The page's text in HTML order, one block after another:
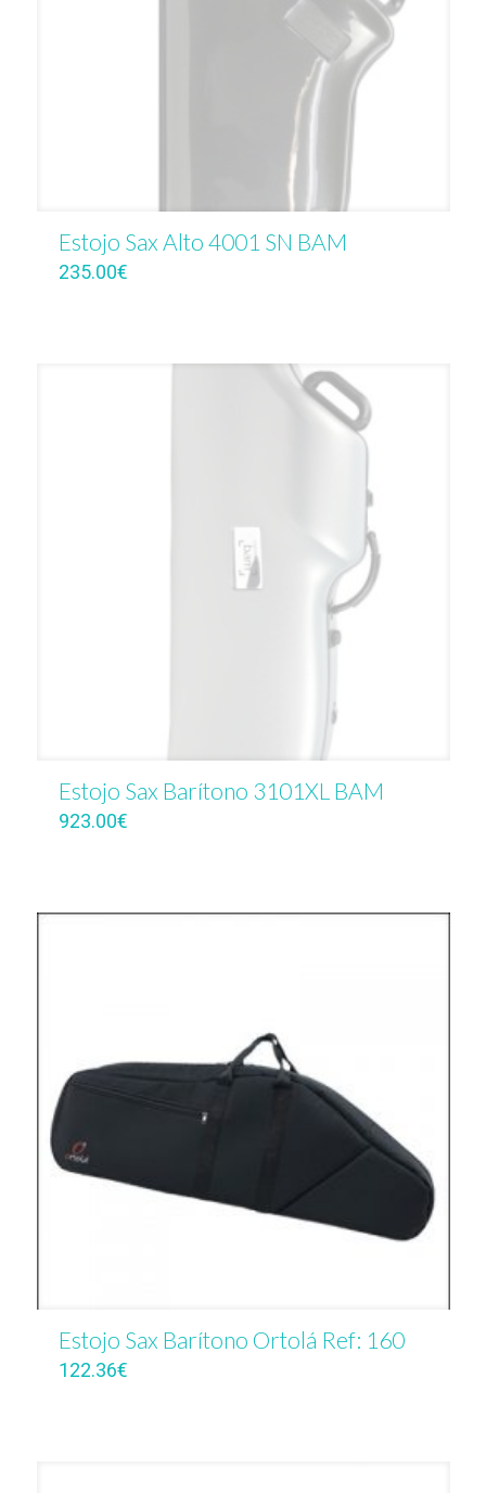
Estojo Sax Alto 4001 SN BAM
235.00€
Estojo Sax Barítono 3101XL BAM
923.00€
Estojo Sax Barítono Ortolá Ref: 160
122.36€